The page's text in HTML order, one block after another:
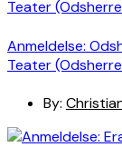
Anmeldelse:
Teater
By: